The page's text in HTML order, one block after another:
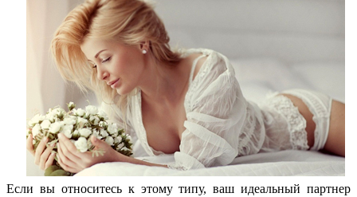
Если вы относитесь к этому типу, ваш идеальный партнер